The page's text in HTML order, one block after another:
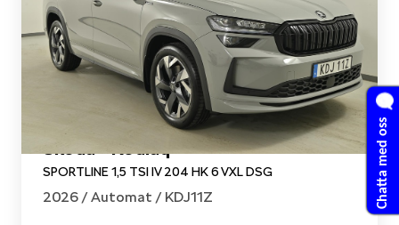
Skoda - Kodiaq
SPORTLINE 1,5 TSI IV 204 HK 6 VXL DSG
2026 /Automat / KDJ11Z Chatta med oss